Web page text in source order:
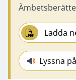
Ladda
Lyssna